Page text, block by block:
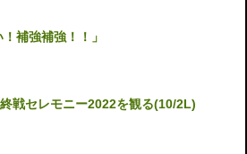
！補強補強！！」
戦セレモニー2022を観る(10/2L)